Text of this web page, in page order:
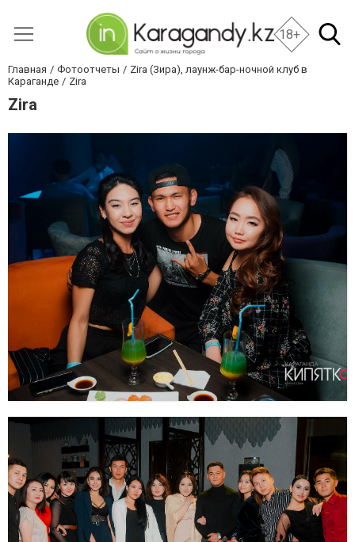
18+
Главная Фотоотчеты
Zira (Зира), лаунж-бар-ночной клуб в
Караганде
Zira
Zira